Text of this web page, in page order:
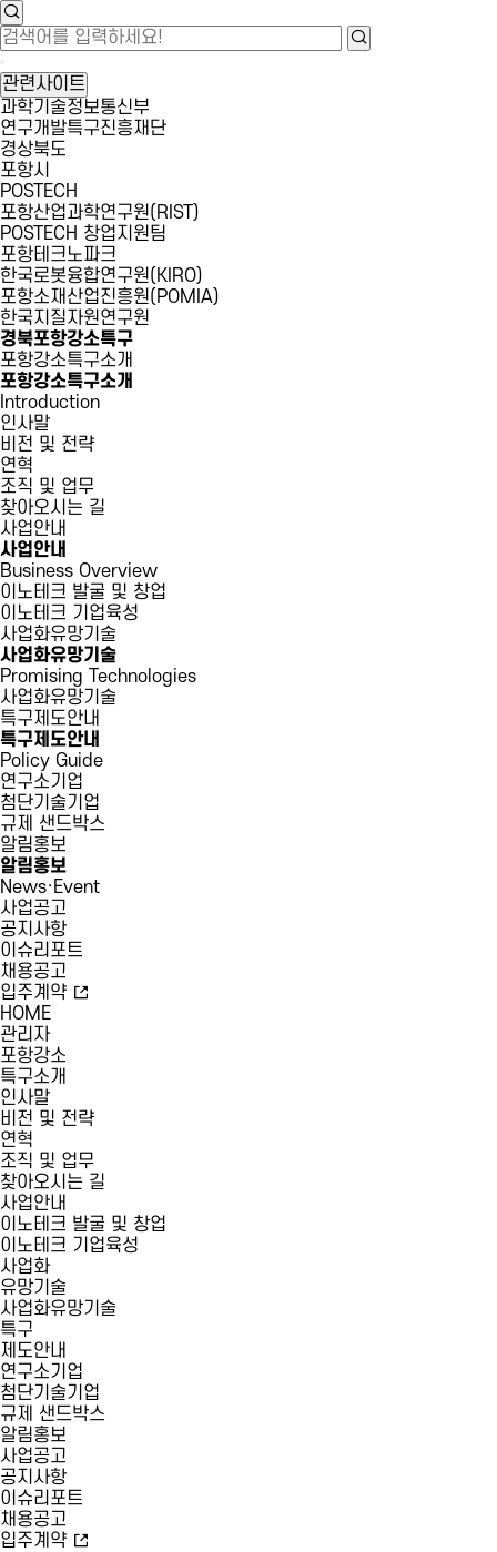
관련사이트
과학기술정보통신부
연구개발특구진흥재단
경상북도
포항시
POSTECH
포항산업과학연구원(RIST)
POSTECH 창업지원팀
포항테크노파크
한국로봇융합연구원(KIRO)
포항소재산업진흥원(POMIA)
한국지질자원연구원
경북포항강소특구
포항강소특구소개
포항강소특구소개
Introduction
인사말
비전 및 전략
연혁
조직 및 업무
찾아오시는 길
사업안내
사업안내
Business Overview
이노테크 발굴 및 창업
이노테크 기업육성
사업화유망기술
사업화유망기술
Promising Technologies
사업화유망기술
특구제도안내
특구제도안내
Policy Guide
연구소기업
첨단기술기업
규제 샌드박스
알림홍보
알림홍보
News·Event
사업공고
공지사항
이슈리포트
채용공고
입주계약
HOME
관리자
포항강소
특구소개
인사말
비전 및 전략
연혁
조직 및 업무
찾아오시는 길
사업안내
이노테크 발굴 및 창업
이노테크 기업육성
사업화
유망기술
사업화유망기술
특구
제도안내
연구소기업
첨단기술기업
규제 샌드박스
알림홍보
사업공고
공지사항
이슈리포트
채용공고
입주계약